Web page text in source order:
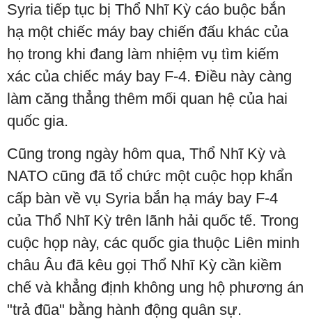
Syria tiếp tục bị Thổ Nhĩ Kỳ cáo buộc bắn
hạ một chiếc máy bay chiến đấu khác của
họ trong khi đang làm nhiệm vụ tìm kiếm
xác của chiếc máy bay F-4. Điều này càng
làm căng thẳng thêm mối quan hệ của hai
quốc gia.
Cũng trong ngày hôm qua, Thổ Nhĩ Kỳ và
NATO cũng đã tổ chức một cuộc họp khẩn
cấp bàn về vụ Syria bắn hạ máy bay F-4
của Thổ Nhĩ Kỳ trên lãnh hải quốc tế. Trong
cuộc họp này, các quốc gia thuộc Liên minh
châu Âu đã kêu gọi Thổ Nhĩ Kỳ cần kiềm
chế và khẳng định không ung hộ phương án
"trả đũa" bằng hành động quân sự.